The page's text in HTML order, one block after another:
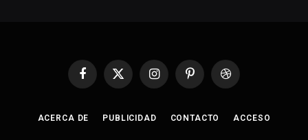
Facebook
X
InstagramPinterestDribbble
ACERCA DE PUBLICIDAD CONTACTO ACCESO